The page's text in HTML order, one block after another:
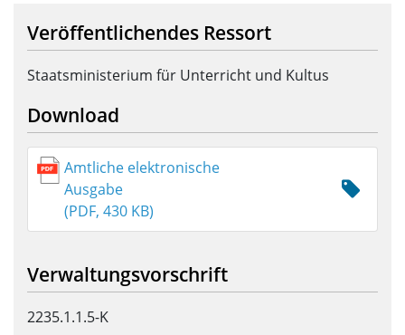
Veröffentlichendes Ressort
Staatsministerium für Unterricht und Kultus
Download
Amtliche elektronische
Ausgabe
(PDF, 430 KB)
Verwaltungsvorschrift
2235.1.1.5-K